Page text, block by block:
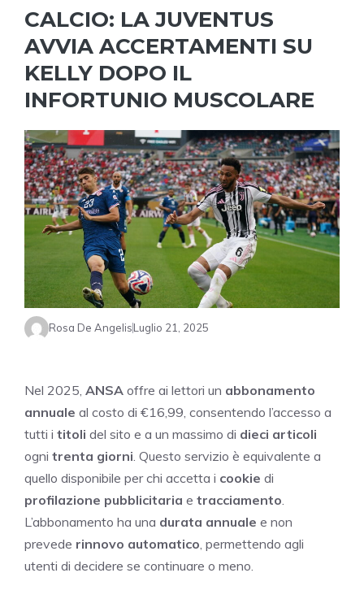
CALCIO: LA JUVENTUS
AVVIA ACCERTAMENTI SU
KELLY DOPO IL
INFORTUNIO MUSCOLARE
Rosa De AngelisLuglio 21, 2025
Nel 2025, ANSA offre ai lettori un abbonamento
annuale al costo di €16,99, consentendo l’accesso a
tutti i titoli del sito e a un massimo di dieci articoli
ogni trenta giorni . Questo servizio è equivalente a
quello disponibile per chi accetta i cookie di
profilazione pubblicitaria e tracciamento
L’abbonamento ha una durata annuale e non
prevede rinnovo automatico , permettendo agli
utenti di decidere se continuare o meno.